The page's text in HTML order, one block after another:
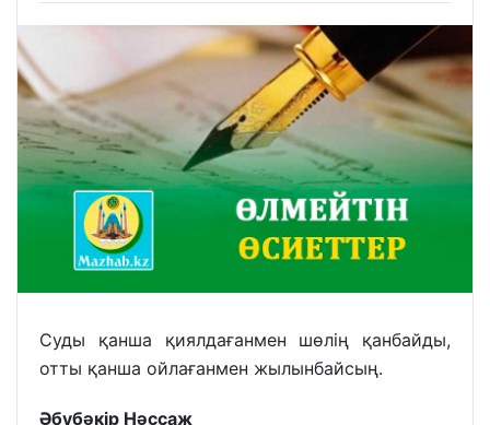
Суды қанша қиялдағанмен шөлің қанбайды,
отты қанша ойлағанмен жылынбайсың.
Әбубәкір Нәссаж